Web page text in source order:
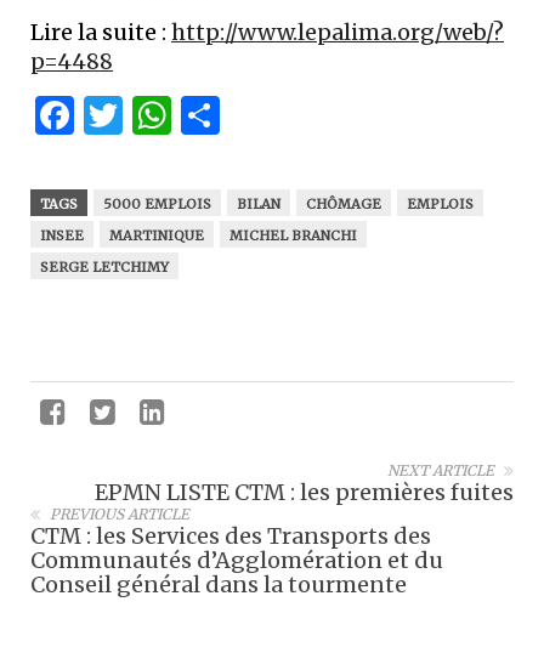
Lire la suite : http://www.lepalima.org/web/?
p=4488
Facebook
Twitter
WhatsApp
TAGS 5000 EMPLOIS BILAN CHÔMAGE
EMPLOIS
INSEE
MARTINIQUE
MICHEL BRANCHI
SERGE LETCHIMY
NEXT ARTICLE
EPMN LISTE CTM : les premières fuites
PREVIOUS ARTICLE
CTM : les Services des Transports des
Communautés d’Agglomération et du
Conseil général dans la tourmente